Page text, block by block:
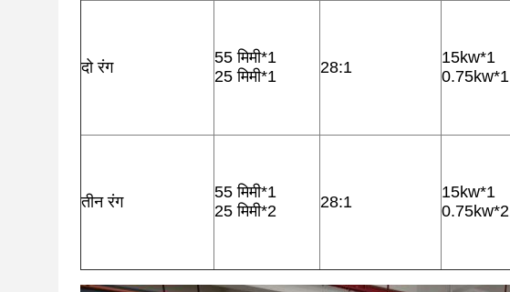
दो रंग
55 मिमी*1
25 मिमी*1
28:1
15kw*1
0.75kw*1
तीन रंग
55 मिमी*1
25 मिमी*2
28:1
15kw*1
0.75kw*2